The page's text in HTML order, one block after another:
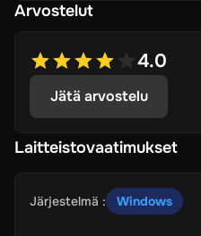
Arvostelut
4.0
Jätä arvostelu
Laitteistovaatimukset
Järjestelmä : Windows